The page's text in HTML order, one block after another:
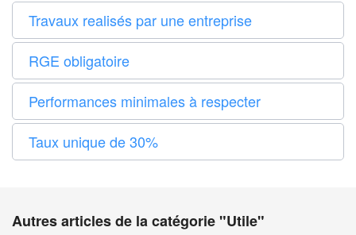
Travaux realisés par une entreprise
RGE obligatoire
Performances minimales à respecter
Taux unique de 30%
Autres articles de la catégorie "Utile"